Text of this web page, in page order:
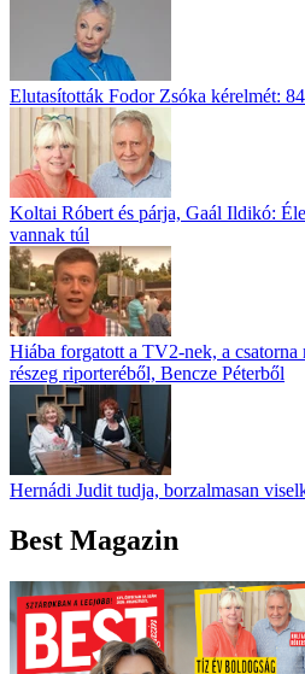
Elutasították Fodor Zsóka kérelmét:
Koltai Róbert és párja, Gaál Ildikó:
vannak túl
Hiába forgatott a TV2-nek, a
részeg riporteréből, Bencze Péterből
Hernádi Judit tudja, borzalmasan
Best Magazin